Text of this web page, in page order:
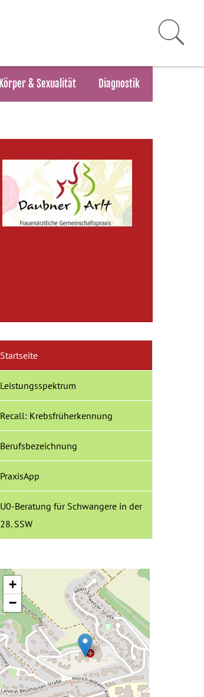
Körper & Sexualität Diagnostik
Startseite
Leistungsspektrum
Recall: Krebsfrüherkennung
Berufsbezeichnung
PraxisApp
U0-Beratung für Schwangere in der
28. SSW
+
−